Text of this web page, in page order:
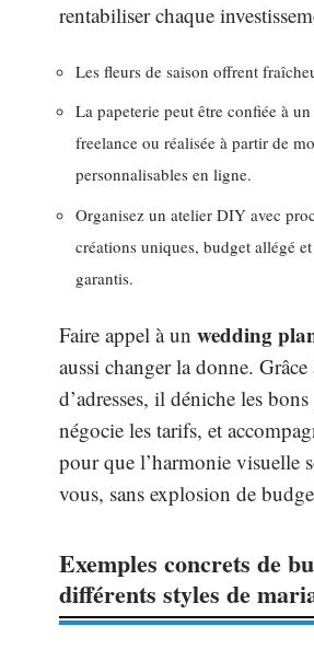
rentabiliser chaque
Les fleurs de saison offrent
La papeterie peut être confiée à
freelance ou réalisée à partir de
personnalisables en ligne.
Organisez un atelier DIY avec
créations uniques, budget allégé
garantis.
Faire appel à un wedding
aussi changer la donne. Grâce
d’adresses, il déniche les
négocie les tarifs, et
pour que l’harmonie visuelle
vous, sans explosion de
Exemples concrets de
différents styles de